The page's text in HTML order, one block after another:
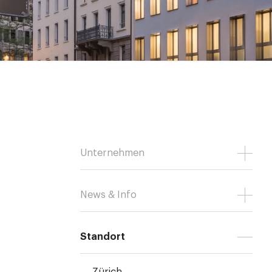
Unternehmen
News & Info
Standort